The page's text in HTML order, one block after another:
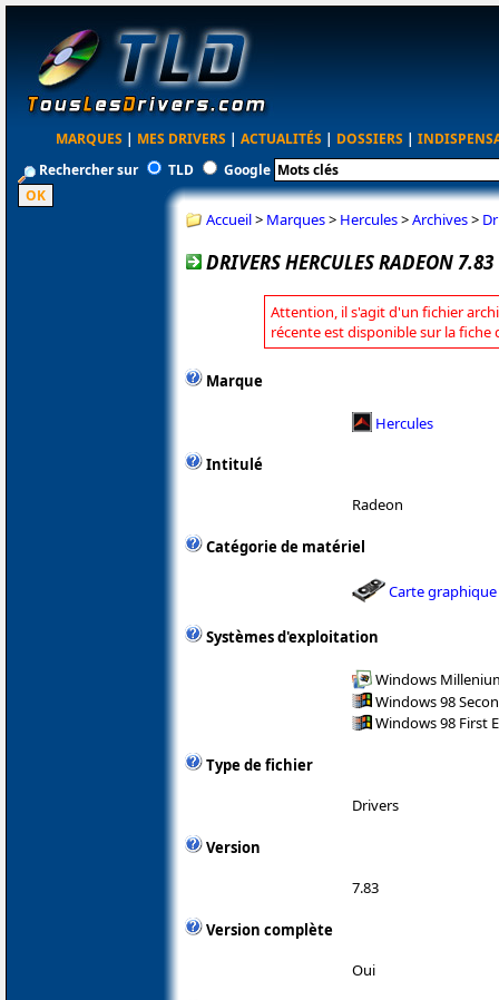
MARQUES | MES DRIVERS | ACTUALITÉS | DOSSIERS |
Rechercher sur
TLD Google
Accueil> Marques> Hercules>Archives>
DRIVERS HERCULES RADEON 7.83
Attention, il s'agit d'un fichier
récente est disponible sur la fiche
Marque
Hercules
Intitulé
Radeon
Catégorie de matériel
Carte graphique
Systèmes d'exploitation
Windows
Windows 98
Windows 98 First
Type de fichier
Drivers
Version
7.83
Version complète
Oui